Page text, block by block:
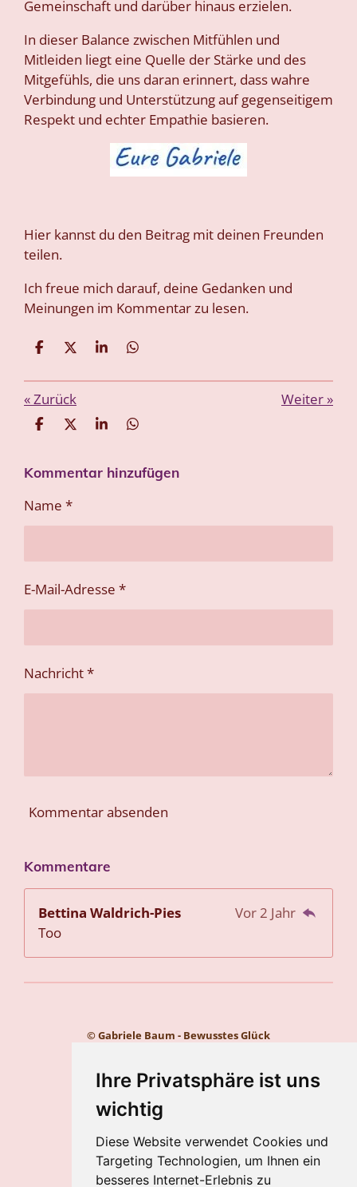
Ihre Privatsphäre ist uns
wichtig
Diese Website verwendet Cookies und
Targeting Technologien, um Ihnen ein
besseres Internet-Erlebnis zu
Gemeinschaft und darüber hinaus erzielen.
In dieser Balance zwischen Mitfühlen und
Mitleiden liegt eine Quelle der Stärke und des
Mitgefühls, die uns daran erinnert, dass wahre
Verbindung und Unterstützung auf gegenseitigem
Respekt und echter Empathie basieren.
Hier kannst du den Beitrag mit deinen Freunden
teilen.
Ich freue mich darauf, deine Gedanken und
Meinungen im Kommentar zu lesen.
T
i
l
e
n
T
i
l
e
n
T
i
n
T
i
n
«Zurück Weiter»
T
l
n
T
l
n
T
l
T
l
Kommentar hinzufügen
Name *
E-Mail-Adresse *
Nachricht *
Kommentar absenden
Kommentare
Bettina Waldrich-Pies
Vor 2 Jahr
Too
© Gabriele Baum - Bewusstes Glück
Datenschutz
Gabriele Baum
Wilhelmstraße 34, 56112 Lahnstein
Handy:+49 157 8450 2773